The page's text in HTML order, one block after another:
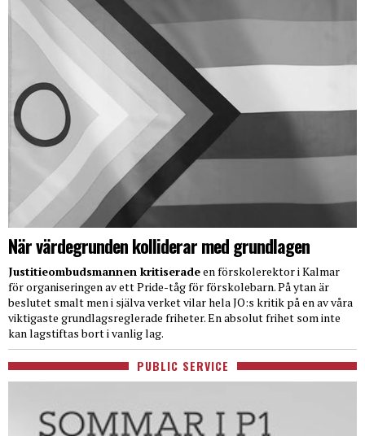
När värdegrunden kolliderar med grundlagen
Justitieombudsmannen kritiseradeen förskolerektor i Kalmar
för organiseringen av ett Pride-tåg för förskolebarn. På ytan är
beslutet smalt men i själva verket vilar hela JO:s kritik på en av våra
viktigaste grundlagsreglerade friheter. En absolut frihet som inte
kan lagstiftas bort i vanlig lag.
PUBLIC SERVICE